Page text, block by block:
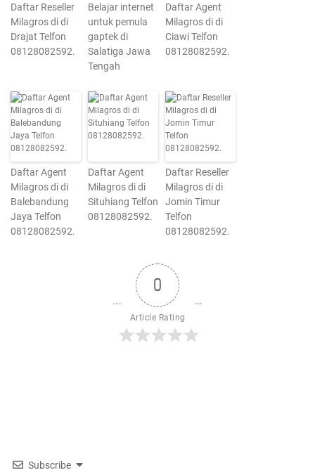
Daftar Reseller
Milagros di di
Drajat Telfon
08128082592.
Belajar internet
untuk pemula
gaptek di
Salatiga Jawa
Tengah
Daftar Agent
Milagros di di
Ciawi Telfon
08128082592.
Daftar Agent
Milagros di di
Balebandung
Jaya Telfon
08128082592.
Daftar Agent
Milagros di di
Situhiang Telfon
08128082592.
Daftar Reseller
Milagros di di
Jomin Timur
Telfon
08128082592.
0
Article Rating
Subscribe